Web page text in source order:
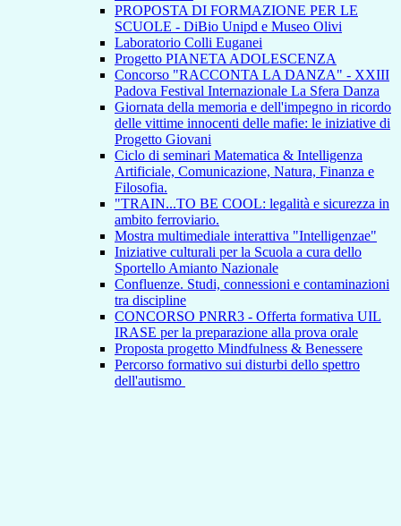
PROPOSTA DI FORMAZIONE PER LE
SCUOLE - DiBio Unipd e Museo Olivi
Laboratorio Colli Euganei
Progetto PIANETA ADOLESCENZA
Concorso "RACCONTA LA DANZA" - XXIII
Padova Festival Internazionale La Sfera Danza
Giornata della memoria e dell'impegno in ricordo
delle vittime innocenti delle mafie: le iniziative di
Progetto Giovani
Ciclo di seminari Matematica & Intelligenza
Artificiale, Comunicazione, Natura, Finanza e
Filosofia.
"TRAIN...TO BE COOL: legalità e sicurezza in
ambito ferroviario.
Mostra multimediale interattiva "Intelligenzae"
Iniziative culturali per la Scuola a cura dello
Sportello Amianto Nazionale
Confluenze. Studi, connessioni e contaminazioni
tra discipline
CONCORSO PNRR3 - Offerta formativa UIL
IRASE per la preparazione alla prova orale
Proposta progetto Mindfulness & Benessere
Percorso formativo sui disturbi dello spettro
dell'autismo